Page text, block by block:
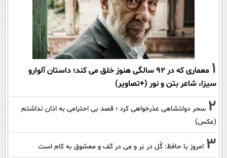
1
معماری که در 92 سالگی هنوز خلق می کند؛ داستان آلوارو
سیزا، شاعر بتن و نور (+تصاویر)
2 سحر دولتشاهی عذرخواهی کرد ؛ قصد بی احترامی به اذان نداشتم
(عکس)
3 امروز با حافظ: گُل در بَر و مِی در کَف و معشوق به کام است